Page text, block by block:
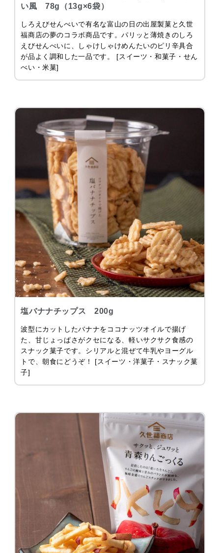
い風 78g（13g×6袋）
しろえびせんべいで有名な富山の日の出屋製菓と久世
福商店の夢のコラボ商品です。パリッと薄焼きのしろ
えびせんべいに、しゃけしゃけめんたいのピリ辛具合
が品よく調和した一品です。 [スイーツ・和菓子・せん
べい・米菓]
塩バナナチップス 200g
波型にカットしたバナナをココナッツオイルで揚げ
た、甘じょっぱさがクセになる、軽いサクサク食感の
スナック菓子です。シリアルと混ぜて牛乳やヨーグル
トで、朝食にどうぞ！ [スイーツ・洋菓子・スナック菓
子]